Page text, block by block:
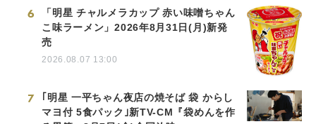
6
「明星 チャルメラカップ 赤い味噌ちゃん
こ味ラーメン」2026年8月31日(月)新発
売
2026.08.07 13:00
7
｢明星 一平ちゃん夜店の焼そば 袋 からし
マヨ付 5食パック｣新TV-CM『袋めんを作